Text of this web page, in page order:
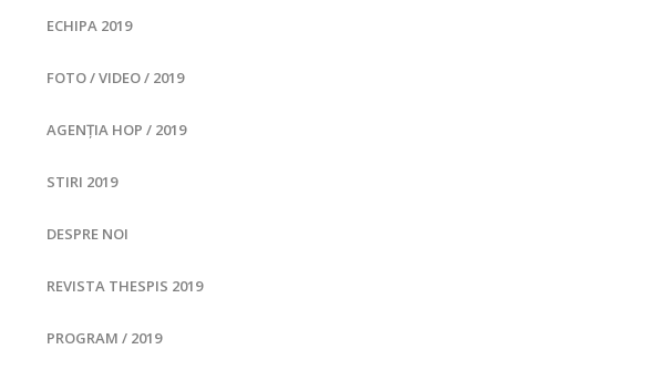
ECHIPA 2019
FOTO / VIDEO / 2019
AGENȚIA HOP / 2019
STIRI 2019
DESPRE NOI
REVISTA THESPIS 2019
PROGRAM / 2019